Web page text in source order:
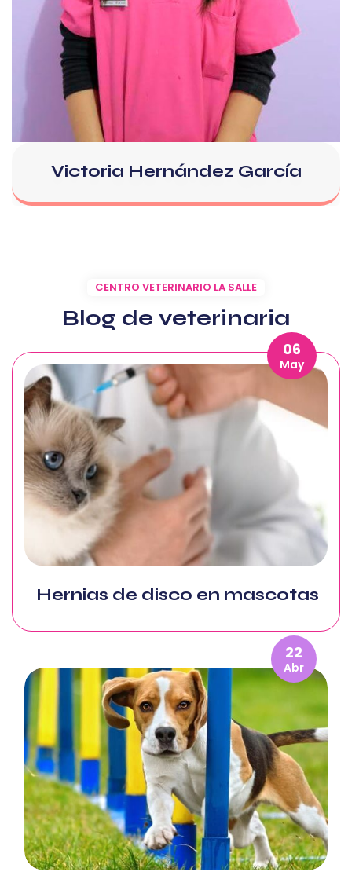
Victoria Hernández García
CENTRO VETERINARIO LA SALLE
Blog de veterinaria
06
May
Hernias de disco en mascotas
22
Abr